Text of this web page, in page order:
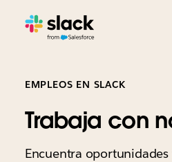
EMPLEOS EN SLACK
Trabaja con
Encuentra